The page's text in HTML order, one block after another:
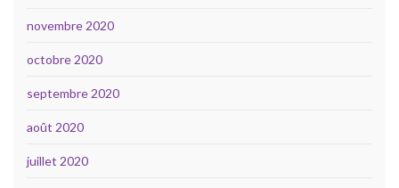
novembre 2020
octobre 2020
septembre 2020
août 2020
juillet 2020